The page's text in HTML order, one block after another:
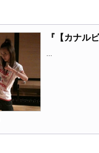
『【カナル